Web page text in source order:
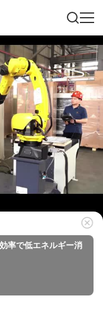
率で低エネルギー消